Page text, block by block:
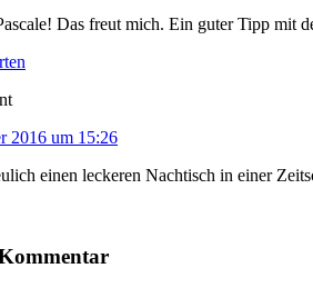
Das freut mich. Ein guter Tipp mit
2016 um 15:26
einen leckeren Nachtisch in einer